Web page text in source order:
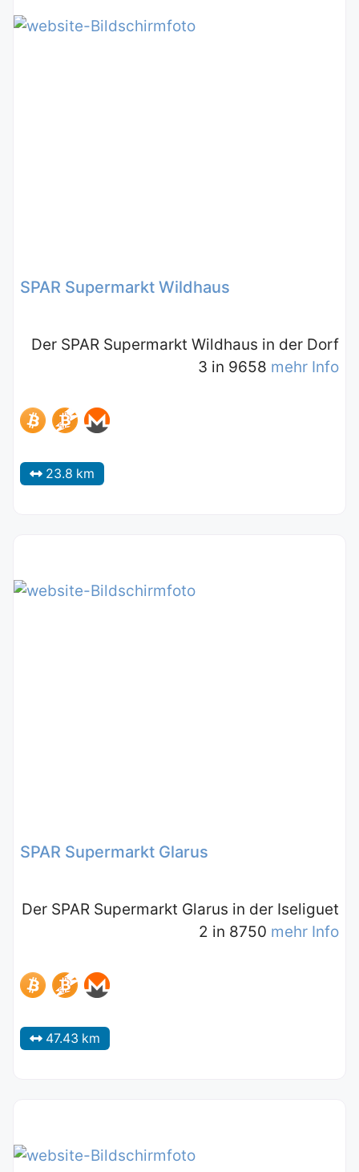
SPAR Supermarkt Wildhaus
Der SPAR Supermarkt Wildhaus in der Dorf
3 in 9658 mehr Info
23.8 km
SPAR Supermarkt Glarus
Der SPAR Supermarkt Glarus in der Iseliguet
2 in 8750 mehr Info
47.43 km